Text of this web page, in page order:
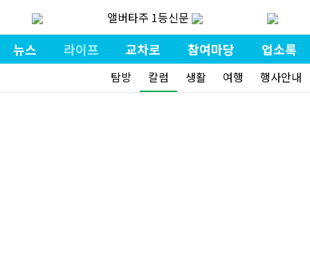
앨버타주 1등신문
뉴스 라이프 교차로 참여마당 업소록
탐방 칼럼 생활 여행 행사안내